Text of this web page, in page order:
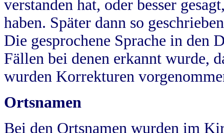
verstanden hat, oder besser
haben. Später dann so
Die gesprochene Sprache in
Fällen bei denen erkannt wurde,
wurden Korrekturen
Ortsnamen
Bei den Ortsnamen wurden im